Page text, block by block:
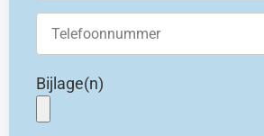
Bijlage(n)